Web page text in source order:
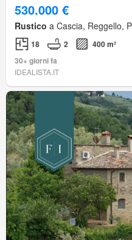
530.000 €
Rustico a Cascia, Reggello,
18 2
400 m²
30+ giorni fa
IDEALISTA.IT